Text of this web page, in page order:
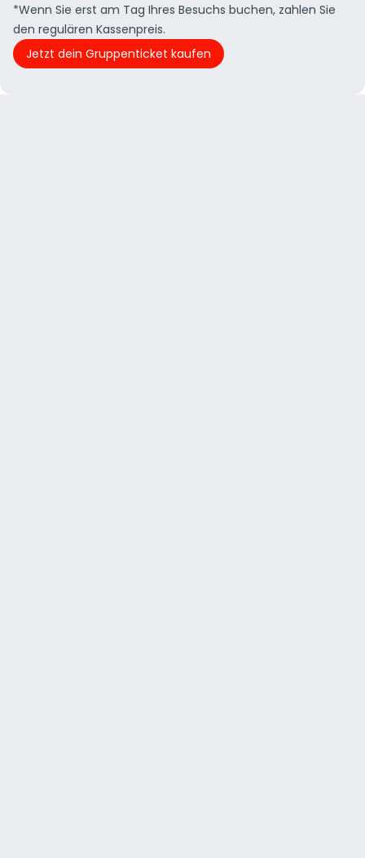
*Wenn Sie erst am Tag Ihres Besuchs buchen, zahlen Sie
den regulären Kassenpreis.
Jetzt dein Gruppenticket kaufen